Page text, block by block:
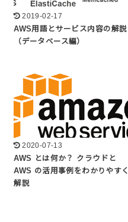
2019-02-17
AWS用語とサービス内容の解説
（データベース編）
2020-07-13
AWS とは何か？ クラウドと
AWS の活用事例をわかりやすく
解説